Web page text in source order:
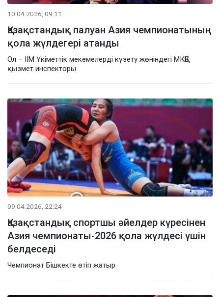
10.04.2026, 09:11
Қазақстандық палуан Азия чемпионатының
қола жүлдегері атанды
Ол – ІІМ Үкіметтік мекемелерді күзету жөніндегі МКҚБ
қызмет инспекторы
09.04.2026, 22:24
Қазақстандық спортшы әйелдер күресінен
Азия чемпионаты-2026 қола жүлдесі үшін
белдеседі
Чемпионат Бішкекте өтіп жатыр